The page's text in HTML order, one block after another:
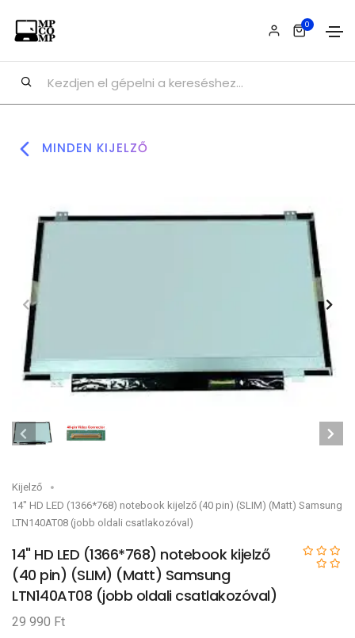
0
MINDEN KIJELZŐ
Kijelző
14" HD LED (1366*768) notebook kijelző (40 pin) (SLIM) (Matt) Samsung
LTN140AT08 (jobb oldali csatlakozóval)
14" HD LED (1366*768) notebook kijelző
(40 pin) (SLIM) (Matt) Samsung
LTN140AT08 (jobb oldali csatlakozóval)
29 990 Ft